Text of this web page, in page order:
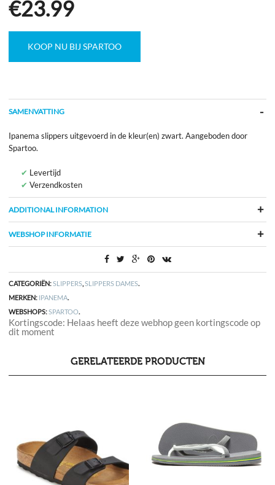
€23.99
KOOP NU BIJ SPARTOO
SAMENVATTING
Ipanema slippers uitgevoerd in de kleur(en) zwart. Aangeboden door
Spartoo.
Levertijd
Verzendkosten
ADDITIONAL INFORMATION
WEBSHOP INFORMATIE
CATEGORIËN:SLIPPERS,SLIPPERS DAMES.
MERKEN: IPANEMA.
WEBSHOPS:SPARTOO.
Kortingscode: Helaas heeft deze webhop geen kortingscode op
dit moment
GERELATEERDE PRODUCTEN